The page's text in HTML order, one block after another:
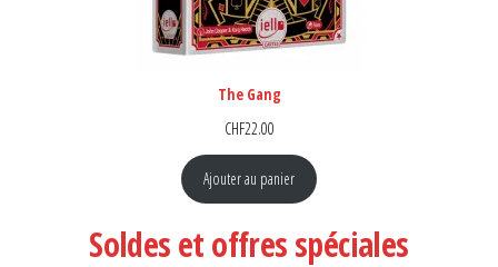
The Gang
CHF22.00
Ajouter au panier
Soldes et offres spéciales